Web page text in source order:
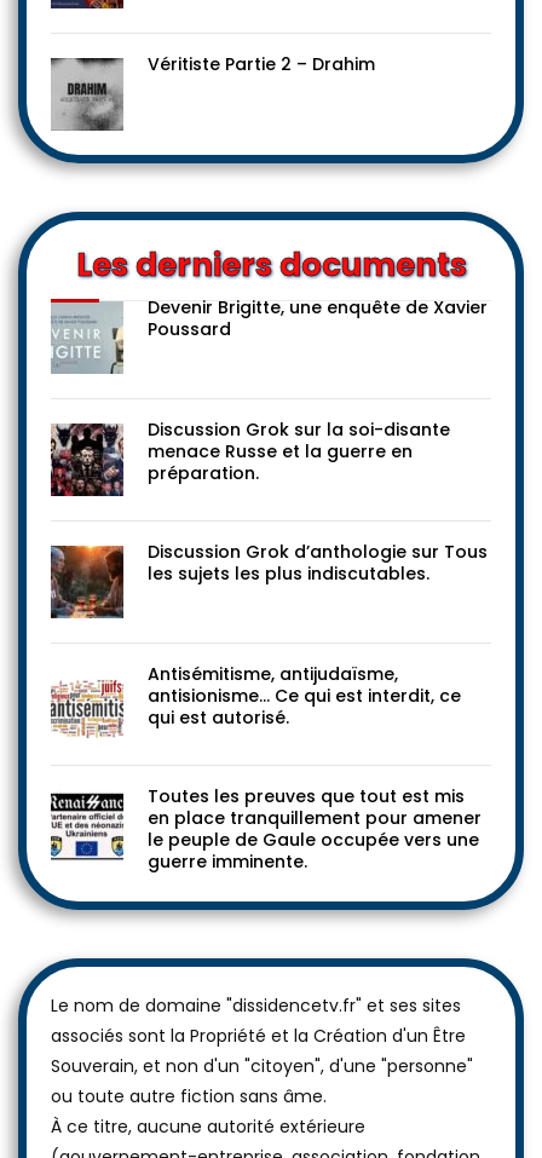
Véritiste Partie 2 – Drahim
Les derniers documents
Devenir Brigitte, une enquête de Xavier
Poussard
Discussion Grok sur la soi-disante
menace Russe et la guerre en
préparation.
Discussion Grok d’anthologie sur Tous
les sujets les plus indiscutables.
Antisémitisme, antijudaïsme,
antisionisme… Ce qui est interdit, ce
qui est autorisé.
Toutes les preuves que tout est mis
en place tranquillement pour amener
le peuple de Gaule occupée vers une
guerre imminente.
Le nom de domaine "dissidencetv.fr" et ses sites
associés sont la Propriété et la Création d'un Être
Souverain, et non d'un "citoyen", d'une "personne"
ou toute autre fiction sans âme.
À ce titre, aucune autorité extérieure